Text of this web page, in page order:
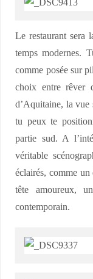
Le restaurant sera
temps modernes.
comme posée sur
choix entre rêver
d’Aquitaine, la vue
tu peux te
partie sud. A
véritable
éclairés, comme un
tête amoureux,
contemporain.